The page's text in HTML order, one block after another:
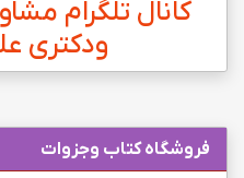
کانال تلگرام
ودکتری
فروشگاه کتاب وجزوات